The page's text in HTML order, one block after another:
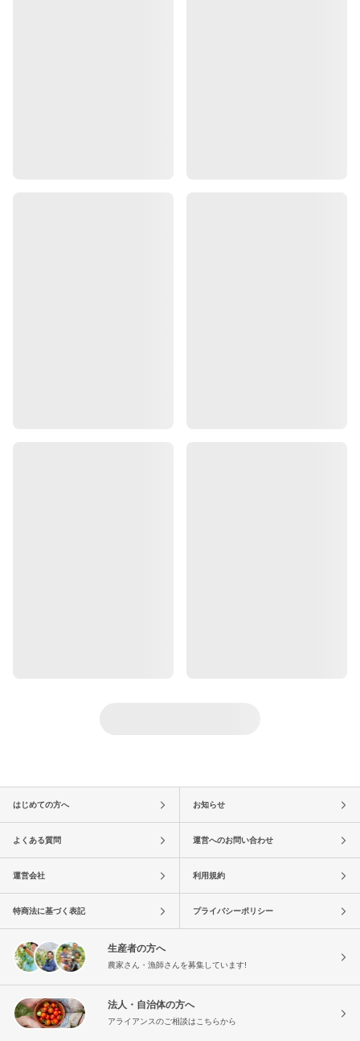
はじめての方へ お知らせ
よくある質問 運営へのお問い合わせ
運営会社 利用規約
特商法に基づく表記 プライバシーポリシー
生産者の方へ
農家さん・漁師さんを募集しています!
法人・自治体の方へ
アライアンスのご相談はこちらから